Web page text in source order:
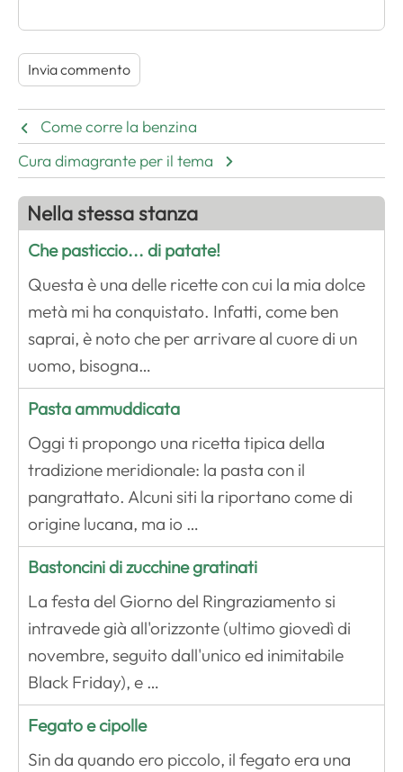
Come corre la benzina
Cura dimagrante per il tema
Nella stessa stanza
Che pasticcio... di patate!
Questa è una delle ricette con cui la mia dolce
metà mi ha conquistato. Infatti, come ben
saprai, è noto che per arrivare al cuore di un
uomo, bisogna…
Pasta ammuddicata
Oggi ti propongo una ricetta tipica della
tradizione meridionale: la pasta con il
pangrattato. Alcuni siti la riportano come di
origine lucana, ma io …
Bastoncini di zucchine gratinati
La festa del Giorno del Ringraziamento si
intravede già all'orizzonte (ultimo giovedì di
novembre, seguito dall'unico ed inimitabile
Black Friday), e …
Fegato e cipolle
Sin da quando ero piccolo, il fegato era una